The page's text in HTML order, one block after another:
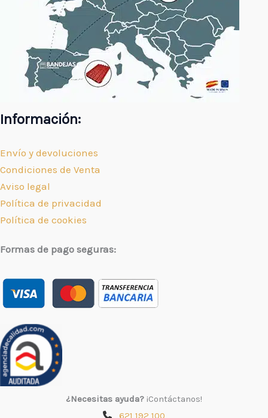
Información:
Envío y devoluciones
Condiciones de Venta
Aviso legal
Política de privacidad
Política de cookies
Formas de pago seguras:
¿Necesitas ayuda? ¡Contáctanos!
621 192 100